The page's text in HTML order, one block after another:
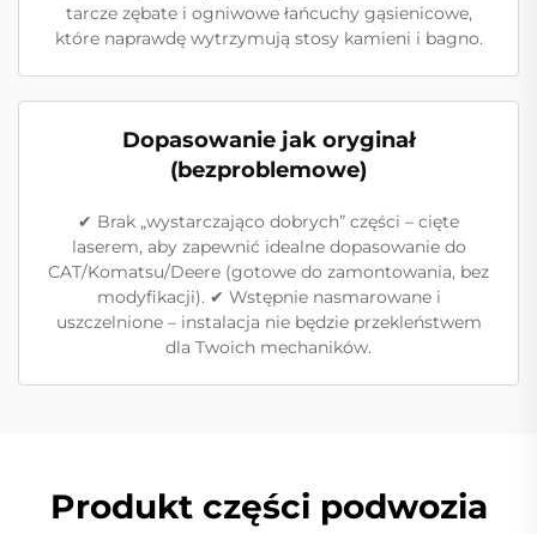
tarcze zębate i ogniwowe łańcuchy gąsienicowe,
które naprawdę wytrzymują stosy kamieni i bagno.
Dopasowanie jak oryginał
(bezproblemowe)
✔ Brak „wystarczająco dobrych” części – cięte
laserem, aby zapewnić idealne dopasowanie do
CAT/Komatsu/Deere (gotowe do zamontowania, bez
modyfikacji). ✔ Wstępnie nasmarowane i
uszczelnione – instalacja nie będzie przekleństwem
dla Twoich mechaników.
Produkt części podwozia